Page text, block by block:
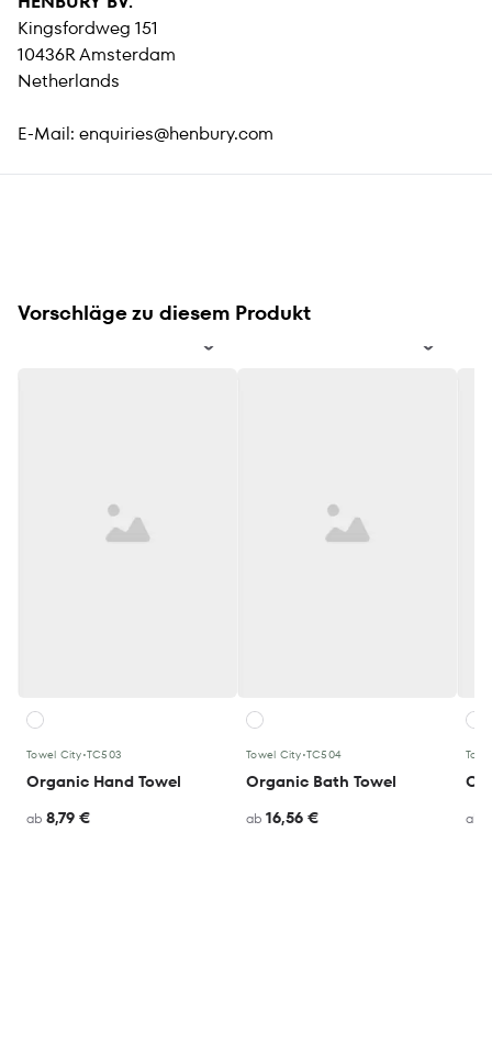
Kingsfordweg 151
10436R Amsterdam
Netherlands
E-Mail: enquiries@henbury.com
Vorschläge zu diesem Produkt
Towel City•TC503
Organic Hand Towel
ab 8,79 €
Towel City•TC504
Organic Bath Towel
ab 16,56 € ab